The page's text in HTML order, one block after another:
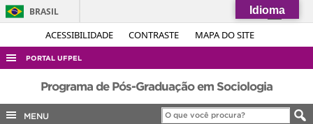
ACESSIBILIDADE CONTRASTE MAPA DO SITE
BRASIL
Simplifique!
Acesso à informação
Legislação
PORTAL UFPEL
ACESSO À INFORMAÇÃO
AUDITORIA
Programa de Pós-Graduação em Sociologia
MENU
Idioma